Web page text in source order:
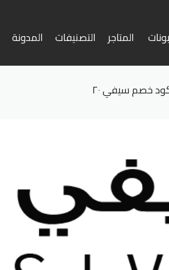
المتاجر التصنيفات المدونة
خصم سيفي ٢٠